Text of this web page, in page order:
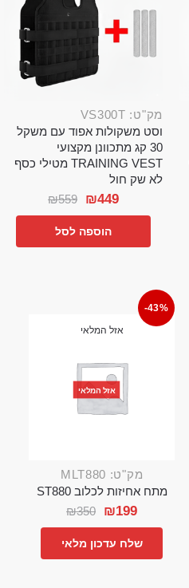
מק"ט: VS300T
וסט משקולות אפוד עם משקל
30 קג מתכוונן מקצועי
TRAINING VEST מטילי כסף
לא שק חול
₪559 ₪449
הוספה לסל
-43%
אזל המלאי
אזל המלאי
מק"ט: MLT880
מתח אחיזות לכלוב ST880
₪350 ₪199
שלח עדכון מלאי